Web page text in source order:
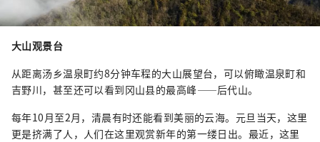
大山观景台
从距离汤乡温泉町约8分钟车程的大山展望台，可以俯瞰温泉町和
吉野川，甚至还可以看到冈山县的最高峰——后代山。
每年10月至2月，清晨有时还能看到美丽的云海。元旦当天，这里
更是挤满了人，人们在这里观赏新年的第一缕日出。最近，这里